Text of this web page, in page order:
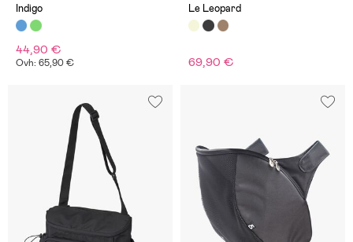
Indigo
44,90 €
Ovh: 65,90 €
Le Leopard
69,90 €